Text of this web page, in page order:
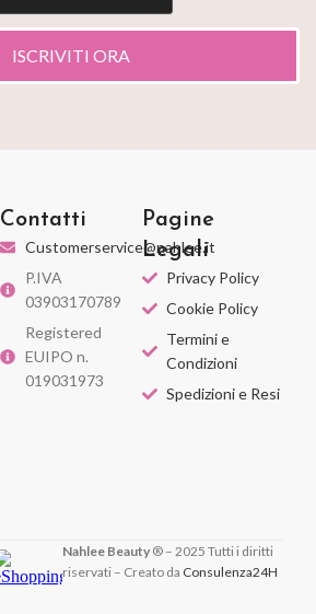
ISCRIVITI ORA
Contatti
Customerservice@nahlee.it
P.IVA
03903170789
Registered
EUIPO n.
019031973
Pagine
Legali
Privacy Policy
Cookie Policy
Termini e
Condizioni
Spedizioni e Resi
Nahlee Beauty® – 2025 Tutti i diritti
riservati – Creato da Consulenza24H